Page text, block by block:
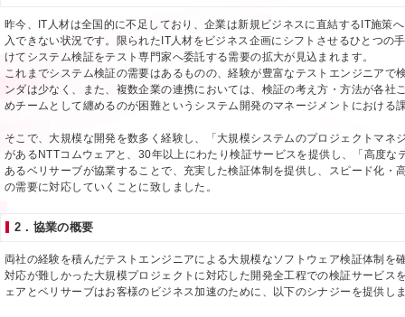
昨今、IT人材は全国的に不足しており、企業は新規ビジネスに直結するIT施策
入できない状況です。限られたIT人材をビジネス企画にシフトさせるひとつの
けてシステム検証をテスト専門家へ委託する需要の拡大が見込まれます。
これまでシステム検証の需要はあるものの、経験が豊富なテストエンジニアで
ンダは少なく、また、複数企業の連携においては、検証の考え方・方法が各社
めチームとして纏めるのが困難というシステム開発のマネージメントにおける
そこで、大規模な開発を数多く経験し、「大規模システムのプロジェクトマネ
があるNTTコムウェアと、30年以上にわたり検証サービスを提供し、「高度な
あるベリサーブが協業することで、充実した検証体制を提供し、スピード化・
の需要に対応していくことに致しました。
2．協業の概要
両社の経験を積んだテストエンジニアによる大規模なソフトウェア検証体制を
対応が難しかった大規模プロジェクトに対応した開発全工程での検証サービス
ェアとベリサーブはお客様のビジネス加速のために、以下のシナジーを提供し